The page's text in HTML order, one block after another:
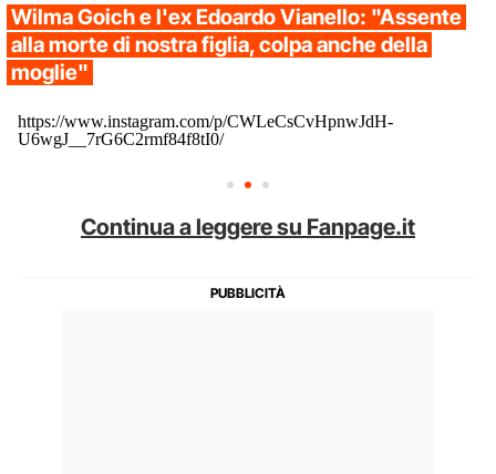
Wilma Goich e l'ex Edoardo Vianello: "Assente
alla morte di nostra figlia, colpa anche della
moglie"
https://www.instagram.com/p/CWLeCsCvHpnwJdH-
U6wgJ__7rG6C2rmf84f8tI0/
Continua a leggere su Fanpage.it